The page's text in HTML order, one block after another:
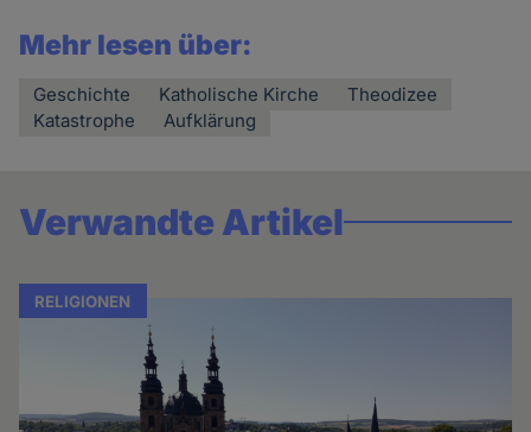
Mehr lesen über:
Geschichte Katholische Kirche
Theodizee
Katastrophe
Aufklärung
Verwandte Artikel
RELIGIONEN